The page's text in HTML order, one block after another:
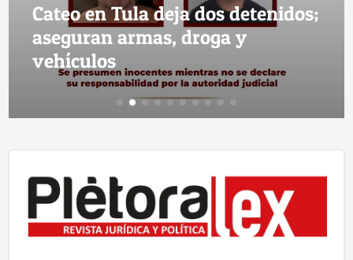
Cateo en Tula deja dos detenidos;
aseguran armas, droga y
vehículos